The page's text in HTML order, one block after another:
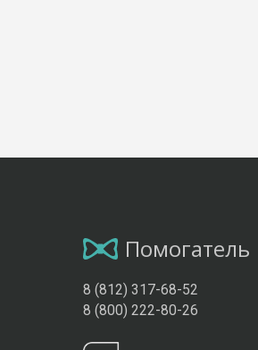
Помогатель
8 (812) 317-68-52
8 (800) 222-80-26